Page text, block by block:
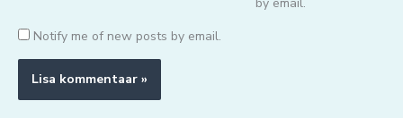
Notify me of new posts by email.